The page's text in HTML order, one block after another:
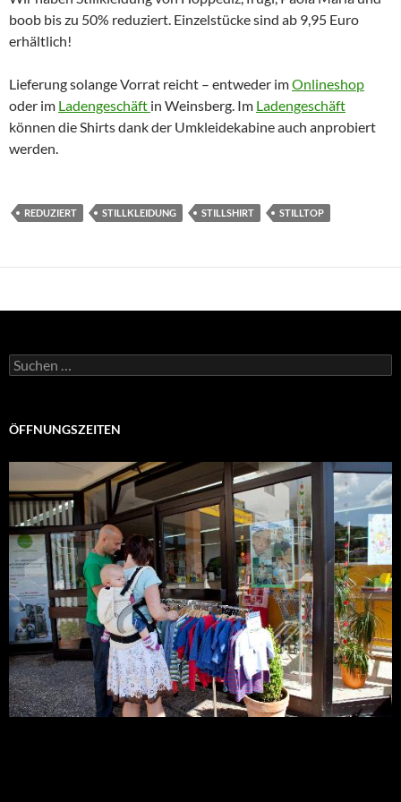
boob bis zu 50% reduziert. Einzelstücke sind ab 9,95 Euro
erhältlich!
Lieferung solange Vorrat reicht – entweder imOnlineshop
oder im Ladengeschäft in Weinsberg. Im Ladengeschäft
können die Shirts dank der Umkleidekabine auch anprobiert
werden.
REDUZIERT STILLKLEIDUNG STILLSHIRT STILLTOP
Suchen
nach:
ÖFFNUNGSZEITEN